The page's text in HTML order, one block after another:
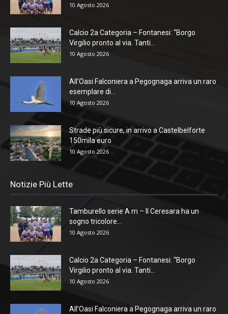
10 Agosto 2026
Calcio 2a Categoria – Fontanesi: “Borgo
Virgilio pronto al via. Tanti...
10 Agosto 2026
All’Oasi Falconiera a Pegognaga arriva un raro
esemplare di...
10 Agosto 2026
Strade più sicure, in arrivo a Castelbelforte
150mila euro
10 Agosto 2026
Notizie Più Lette
Tamburello serie A m – Il Ceresara ha un
sogno tricolore...
10 Agosto 2026
Calcio 2a Categoria – Fontanesi: “Borgo
Virgilio pronto al via. Tanti...
10 Agosto 2026
All’Oasi Falconiera a Pegognaga arriva un raro